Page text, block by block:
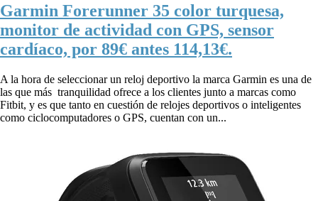
Garmin Forerunner 35 color turquesa,
monitor de actividad con GPS, sensor
cardíaco, por 89€ antes 114,13€.
A la hora de seleccionar un reloj deportivo la marca Garmin es una de
las que más tranquilidad ofrece a los clientes junto a marcas como
Fitbit, y es que tanto en cuestión de relojes deportivos o inteligentes
como ciclocomputadores o GPS, cuentan con un...